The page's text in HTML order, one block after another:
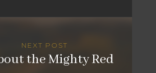
NEXT POST
the Mighty Red